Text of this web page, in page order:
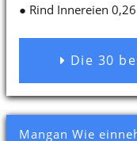
● Rind Innereien
Die 30
Mangan Wie